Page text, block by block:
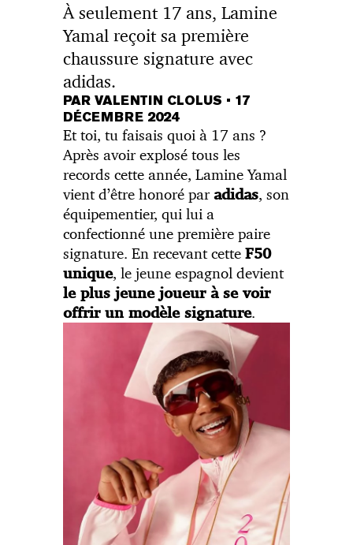
À seulement 17 ans, Lamine
Yamal reçoit sa première
chaussure signature avec
adidas.
PAR VALENTIN CLOLUS • 17
DÉCEMBRE 2024
Et toi, tu faisais quoi à 17 ans ?
Après avoir explosé tous les
records cette année, Lamine Yamal
vient d’être honoré paradidas, son
équipementier, qui lui a
confectionné une première paire
signature. En recevant cetteF50
unique, le jeune espagnol devient
le plus jeune joueur à se voir
offrir un modèle signature.